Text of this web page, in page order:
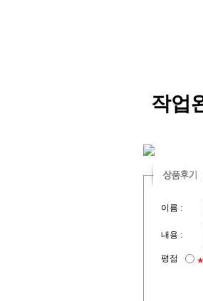
작업
이름 :
내용 :
평점 ★